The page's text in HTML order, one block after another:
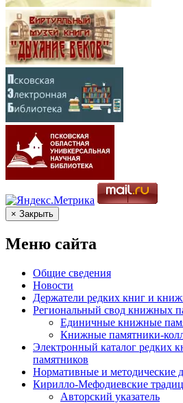
× Закрыть
Меню сайта
Общие сведения
Новости
Держатели редких книг и
Региональный свод книжных
Единичные книжные
Книжные памятники-
Электронный каталог редких
памятников
Нормативные и методические
Кирилло-Мефодиевские
Авторский указатель